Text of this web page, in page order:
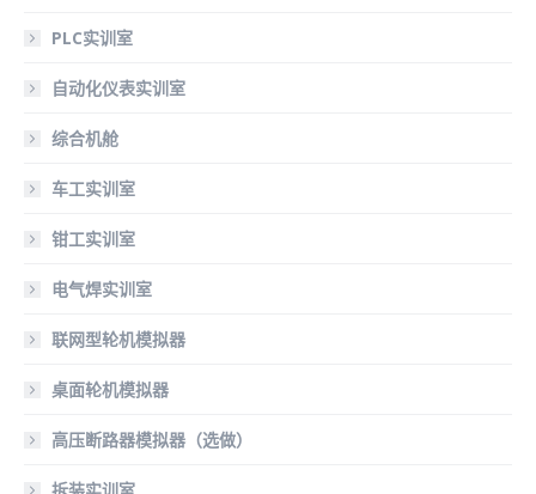
PLC实训室
自动化仪表实训室
综合机舱
车工实训室
钳工实训室
电气焊实训室
联网型轮机模拟器
桌面轮机模拟器
高压断路器模拟器（选做）